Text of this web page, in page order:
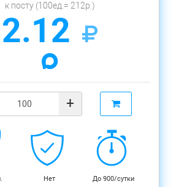
к посту (100ед.= 212р.)
2.12
+
Нет До 900/сутки